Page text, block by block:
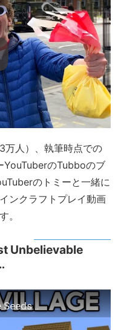
万人）、執筆時点での
YouTuberのTubboのブ
のトミーと一緒に
ンクラフトプレイ動画
。
Unbelievable
Seeds…